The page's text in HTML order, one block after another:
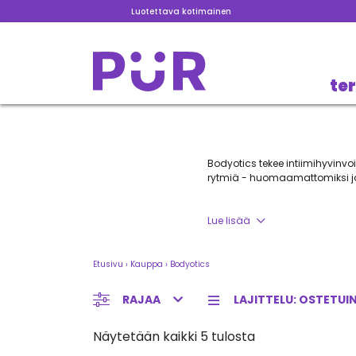
Luotettava kotimainen
Bodyotics tekee
rytmiä - huomaamattomiksi
Levyt eivät synnytä imua
Mukavuutta,
Lue lisää
Etusivu › Kauppa › Bodyotics
RAJAA
Näytetään kaikki 5 tulosta